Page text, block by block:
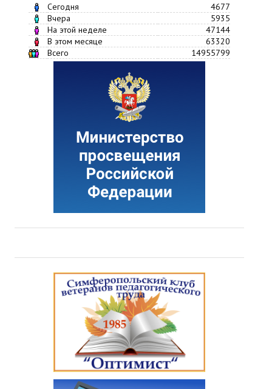
Сегодня
4677
Вчера
5935
На этой неделе
47144
В этом месяце
63320
Всего
14955799